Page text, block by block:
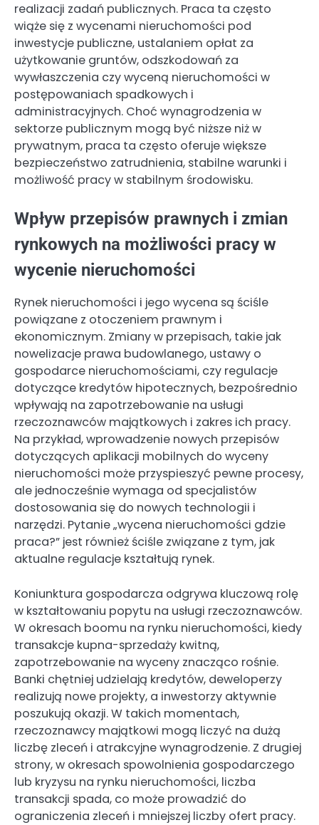
realizacji zadań publicznych. Praca ta często
wiąże się z wycenami nieruchomości pod
inwestycje publiczne, ustalaniem opłat za
użytkowanie gruntów, odszkodowań za
wywłaszczenia czy wyceną nieruchomości w
postępowaniach spadkowych i
administracyjnych. Choć wynagrodzenia w
sektorze publicznym mogą być niższe niż w
prywatnym, praca ta często oferuje większe
bezpieczeństwo zatrudnienia, stabilne warunki i
możliwość pracy w stabilnym środowisku.
Wpływ przepisów prawnych i zmian
rynkowych na możliwości pracy w
wycenie nieruchomości
Rynek nieruchomości i jego wycena są ściśle
powiązane z otoczeniem prawnym i
ekonomicznym. Zmiany w przepisach, takie jak
nowelizacje prawa budowlanego, ustawy o
gospodarce nieruchomościami, czy regulacje
dotyczące kredytów hipotecznych, bezpośrednio
wpływają na zapotrzebowanie na usługi
rzeczoznawców majątkowych i zakres ich pracy.
Na przykład, wprowadzenie nowych przepisów
dotyczących aplikacji mobilnych do wyceny
nieruchomości może przyspieszyć pewne procesy,
ale jednocześnie wymaga od specjalistów
dostosowania się do nowych technologii i
narzędzi. Pytanie „wycena nieruchomości gdzie
praca?” jest również ściśle związane z tym, jak
aktualne regulacje kształtują rynek.
Koniunktura gospodarcza odgrywa kluczową rolę
w kształtowaniu popytu na usługi rzeczoznawców.
W okresach boomu na rynku nieruchomości, kiedy
transakcje kupna-sprzedaży kwitną,
zapotrzebowanie na wyceny znacząco rośnie.
Banki chętniej udzielają kredytów, deweloperzy
realizują nowe projekty, a inwestorzy aktywnie
poszukują okazji. W takich momentach,
rzeczoznawcy majątkowi mogą liczyć na dużą
liczbę zleceń i atrakcyjne wynagrodzenie. Z drugiej
strony, w okresach spowolnienia gospodarczego
lub kryzysu na rynku nieruchomości, liczba
transakcji spada, co może prowadzić do
ograniczenia zleceń i mniejszej liczby ofert pracy.